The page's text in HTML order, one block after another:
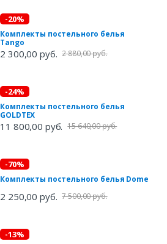
-20%
Комплекты постельного белья
Tango
2 300,00 руб. 2 880,00 руб.
-24%
Комплекты постельного белья
GOLDTEX
11 800,00 руб. 15 640,00 руб.
-70%
Комплекты постельного белья Dome
2 250,00 руб. 7 500,00 руб.
-13%